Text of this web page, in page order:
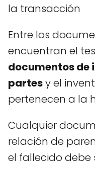
la transacción
Entre los
encuentran el
documentos de
partesy el
pertenecen a la
Cualquier
relación de
el fallecido debe